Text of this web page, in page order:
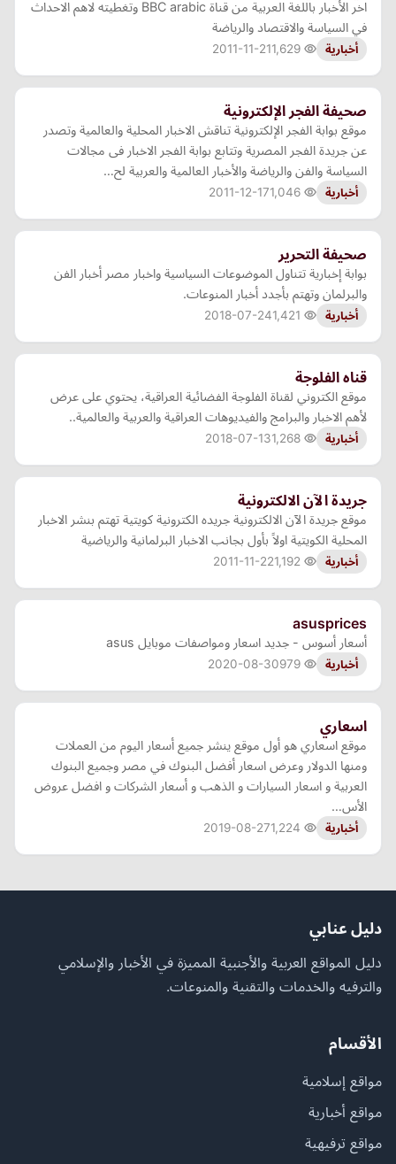
اخر الأخبار باللغة العربية من قناة BBC arabic وتغطيته لاهم الاحداث
في السياسة والاقتصاد والرياضة
أخبارية 2011-11-21
صحيفة الفجر الإلكترونية
موقع بوابة الفجر الإلكترونية تناقش الاخبار المحلية والعالمية وتصدر
عن جريدة الفجر المصرية وتتابع بوابة الفجر الاخبار فى مجالات
السياسة والفن والرياضة والأخبار العالمية والعربية لح…
أخبارية 2011-12-17
صحيفة التحرير
بوابة إخبارية تتناول الموضوعات السياسية واخبار مصر أخبار الفن
والبرلمان وتهتم بأجدد أخبار المنوعات.
أخبارية 2018-07-24
قناه الفلوجة
موقع الكتروني لقناة الفلوجة الفضائية العراقية، يحتوي على عرض
لأهم الاخبار والبرامج والفيديوهات العراقية والعربية والعالمية..
أخبارية 2018-07-13
جريدة الآن الالكترونية
موقع جريدة الآن الالكترونية جريده الكترونية كويتية تهتم بنشر الاخبار
المحلية الكويتية اولاً بأول بجانب الاخبار البرلمانية والرياضية
أخبارية 2011-11-22
asusprices
أسعار أسوس - جديد اسعار ومواصفات موبايل asus
أخبارية 2020-08-30
اسعاري
موقع اسعاري هو أول موقع ينشر جميع أسعار اليوم من العملات
ومنها الدولار وعرض اسعار أفضل البنوك في مصر وجميع البنوك
العربية و اسعار السيارات و الذهب و أسعار الشركات و افضل عروض
الأس…
أخبارية 2019-08-27
دليل عنابي
دليل المواقع العربية والأجنبية المميزة في الأخبار والإسلامي
والترفيه والخدمات والتقنية والمنوعات.
الأقسام
مواقع إسلامية
مواقع أخبارية
مواقع ترفيهية